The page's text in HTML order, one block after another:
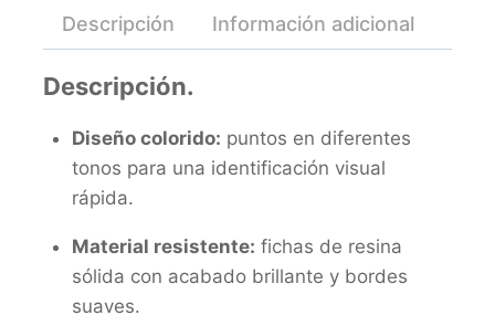
Descripción Información adicional
Descripción.
Diseño colorido: puntos en diferentes
tonos para una identificación visual
rápida.
Material resistente: fichas de resina
sólida con acabado brillante y bordes
suaves.